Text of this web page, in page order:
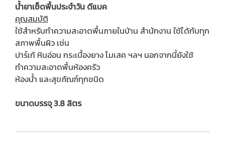
น้ำยาเช็ดพื้นประจำวัน ดีแบค
คุณสมบัติ
ใช้สำหรับทำความสะอาดพื้นภายในบ้าน สำนักงาน ใช้ได้กับทุก
สภาพพื้นผิว เช่น
ปาร์เก้ หินอ่อน กระเบื้องยาง โมเสค ฯลฯ นอกจากนี้ยังใช้
ทำความสะอาดพื้นห้องครัว
ห้องน้ำ และสุขภัณฑ์ทุกชนิด
ขนาดบรรจุ 3.8 ลิตร